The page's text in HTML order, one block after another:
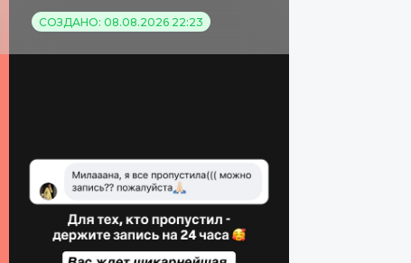
СОЗДАНО: 08.08.2026 22:23